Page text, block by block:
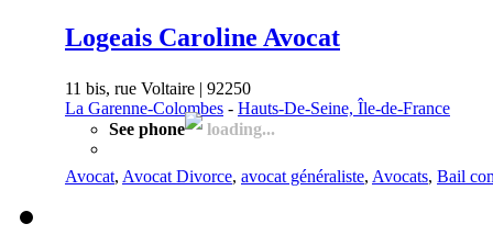
Logeais Caroline Avocat
11 bis, rue Voltaire | 92250
La Garenne-Colombes - Hauts-De-Seine, Île-de-France
See phone
loading...
Avocat, Avocat Divorce, avocat généraliste, Avocats, Bail